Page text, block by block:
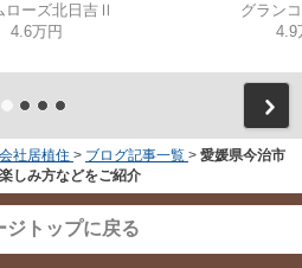
ローズ北日吉Ⅱ
4.6万円
グラン
4.9
社居植住 > ブログ記事一覧 > 愛媛県今治市
しみ方などをご紹介
ジトップに戻る